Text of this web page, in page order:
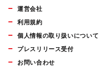
運営会社
利用規約
個人情報の取り扱いについて
プレスリリース受付
お問い合わせ